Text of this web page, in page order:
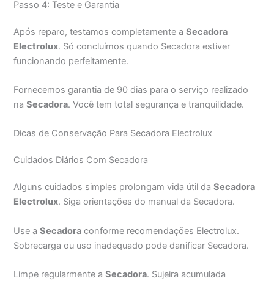
Passo 4: Teste e Garantia
Após reparo, testamos completamente aSecadora
Electrolux. Só concluímos quando Secadora estiver
funcionando perfeitamente.
Fornecemos garantia de 90 dias para o serviço realizado
naSecadora. Você tem total segurança e tranquilidade.
Dicas de Conservação Para Secadora Electrolux
Cuidados Diários Com Secadora
Alguns cuidados simples prolongam vida útil daSecadora
Electrolux. Siga orientações do manual da Secadora.
Use aSecadora conforme recomendações Electrolux.
Sobrecarga ou uso inadequado pode danificar Secadora.
Limpe regularmente aSecadora. Sujeira acumulada